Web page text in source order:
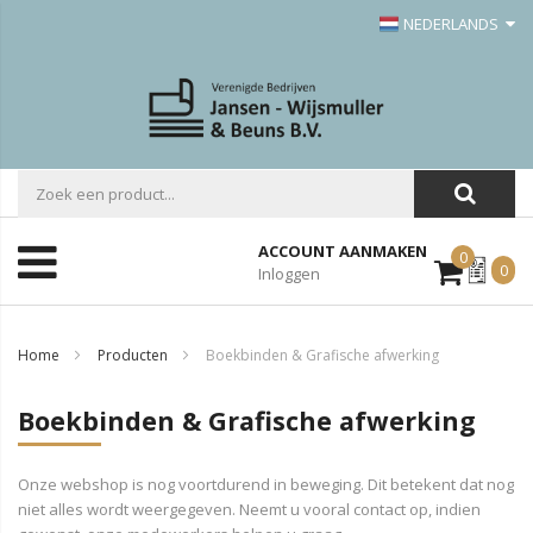
NEDERLANDS
ACCOUNT AANMAKEN
Inloggen
0Mijn
Offerte
0
Home Producten Boekbinden & Grafische afwerking
Boekbinden & Grafische afwerking
Onze webshop is nog voortdurend in beweging. Dit betekent dat nog
niet alles wordt weergegeven. Neemt u vooral contact op, indien